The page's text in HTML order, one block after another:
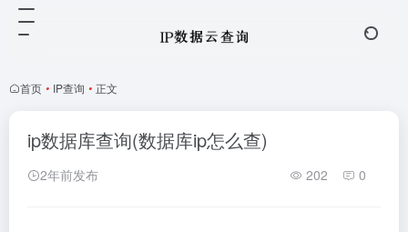
首页 • IP查询 • 正文
ip数据库查询(数据库ip怎么查)
2年前发布 202 0